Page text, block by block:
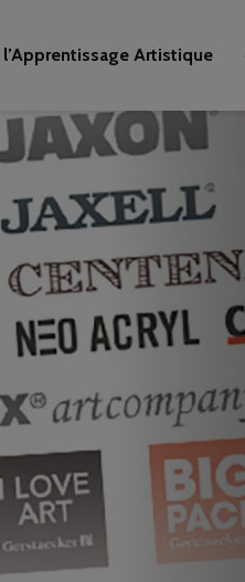
Artistique